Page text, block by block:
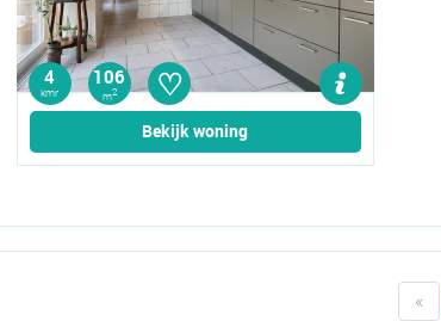
4
kmr
106
m2 ♡
Bekijk woning
«